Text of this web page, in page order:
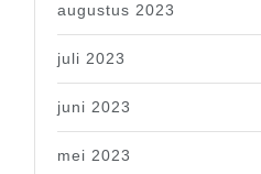
augustus 2023
juli 2023
juni 2023
mei 2023